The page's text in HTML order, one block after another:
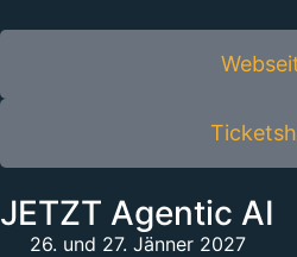
JETZT Agentic AI
26. und 27. Jänner 2027